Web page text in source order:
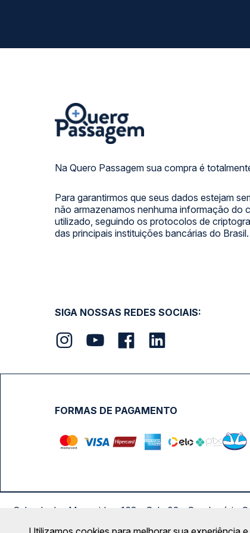
Na Quero Passagem sua compra é
Para garantirmos que seus dados estejam
não armazenamos nenhuma informação do
utilizado, seguindo os protocolos de
das principais instituições bancárias do Brasil.
SIGA NOSSAS REDES SOCIAIS:
FORMAS DE PAGAMENTO
Calçada das Margaridas, 163 - Sala 02 - Condomínio